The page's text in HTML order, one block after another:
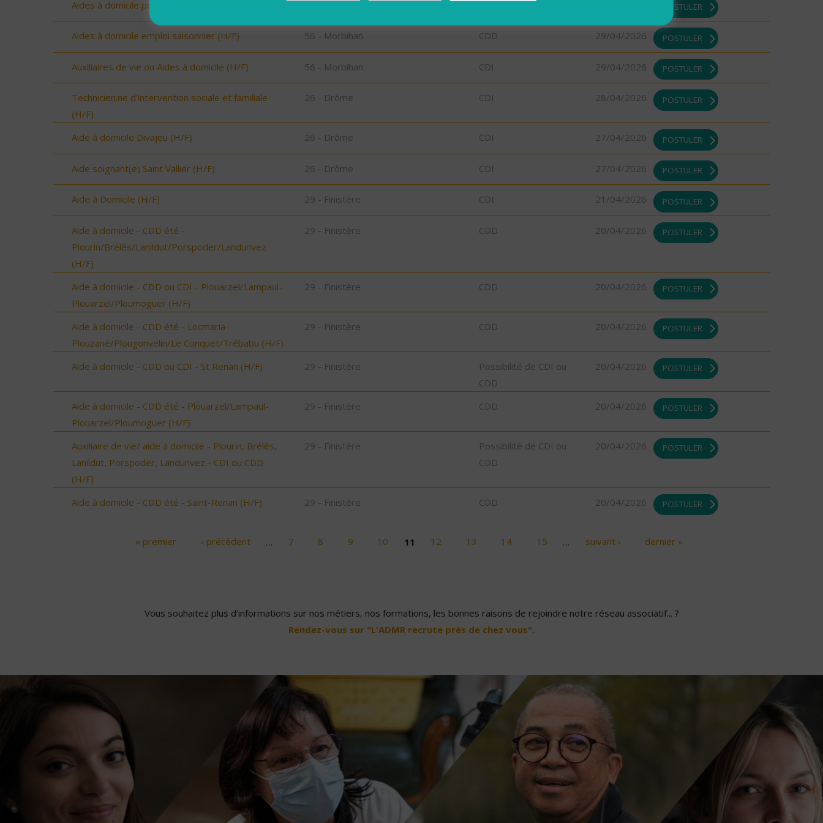
Aides à domicile pour renfort été (H/F) 56 - Morbihan CDD POSTULER
Aides à domicile emploi saisonnier (H/F) 56 - Morbihan CDD 29/04/2026 POSTULER
Auxiliaires de vie ou Aides à domicile (H/F) 56 - Morbihan CDI 29/04/2026 POSTULER
Technicien.ne d'intervention sociale et familiale
(H/F)
26 - Drôme CDI 28/04/2026 POSTULER
Aide à domicile Divajeu (H/F) 26 - Drôme CDI 27/04/2026 POSTULER
Aide soignant(e) Saint Vallier (H/F) 26 - Drôme CDI 27/04/2026 POSTULER
Aide à Domicile (H/F) 29 - Finistère CDI 21/04/2026 POSTULER
Aide à domicile - CDD été -
Plourin/Brélès/Lanildut/Porspoder/Landunvez
(H/F)
29 - Finistère CDD 20/04/2026 POSTULER
Aide à domicile - CDD ou CDI - Plouarzel/Lampaul-
Plouarzel/Ploumoguer (H/F)
29 - Finistère CDD 20/04/2026 POSTULER
Aide à domicile - CDD été - Locmaria-
Plouzané/Plougonvelin/Le Conquet/Trébabu (H/F)
29 - Finistère CDD 20/04/2026 POSTULER
Aide à domicile - CDD ou CDI - St Renan (H/F) 29 - Finistère
Possibilité de CDI ou
CDD
20/04/2026 POSTULER
Aide à domicile - CDD été - Plouarzel/Lampaul-
Plouarzel/Ploumoguer (H/F)
29 - Finistère CDD 20/04/2026 POSTULER
Auxiliaire de vie/ aide à domicile - Plourin, Brélès,
Lanildut, Porspoder, Landunvez - CDI ou CDD
(H/F)
29 - Finistère
Possibilité de CDI ou
CDD
20/04/2026 POSTULER
Aide à domicile - CDD été - Saint-Renan (H/F) 29 - Finistère CDD 20/04/2026 POSTULER
« premier ‹ précédent … 7 8 9 10 11 12 13 14 15 … suivant › dernier »
Vous souhaitez plus d'informations sur nos métiers, nos formations, les bonnes raisons de rejoindre notre réseau associatif... ?
Rendez-vous sur "L'ADMR recrute près de chez vous".